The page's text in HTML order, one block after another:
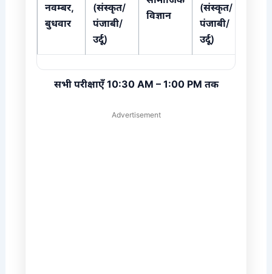
नवम्बर,
बुधवार
(संस्कृत/
पंजाबी/
उर्दू)
विज्ञान
(संस्कृत/
पंजाबी/
उर्दू)
सभी परीक्षाएँ 10:30 AM – 1:00 PM तक
Advertisement